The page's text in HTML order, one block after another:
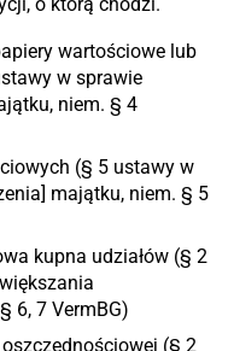
wartościowe lub
w sprawie
niem. § 4
(§ 5 ustawy w
majątku, niem. § 5
kupna udziałów (§ 2
6, 7 VermBG)
(§ 2